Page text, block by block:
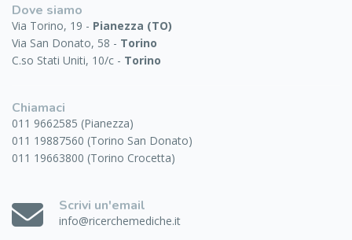
Dove siamo
Via Torino, 19 - Pianezza (TO)
Via San Donato, 58 - Torino
C.so Stati Uniti, 10/c - Torino
Chiamaci
011 9662585 (Pianezza)
011 19887560 (Torino San Donato)
011 19663800 (Torino Crocetta)
Scrivi un'email
info@ricerchemediche.it